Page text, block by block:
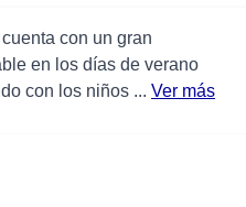
con un gran
en los días de verano
con los niños ... Ver más